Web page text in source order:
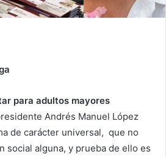
para adultos mayores
Andrés Manuel López
de carácter universal, que no
social alguna, y prueba de ello es